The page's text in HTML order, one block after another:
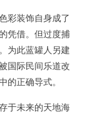
彩装饰自身成了
凭借。但过度捕
为此蓝罐人另建
国际民间乐道改
正确导式。
于未来的天地海